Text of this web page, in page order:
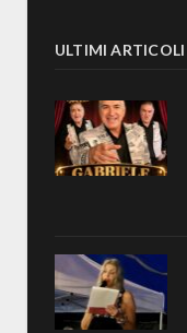
ULTIMI ARTICOLI